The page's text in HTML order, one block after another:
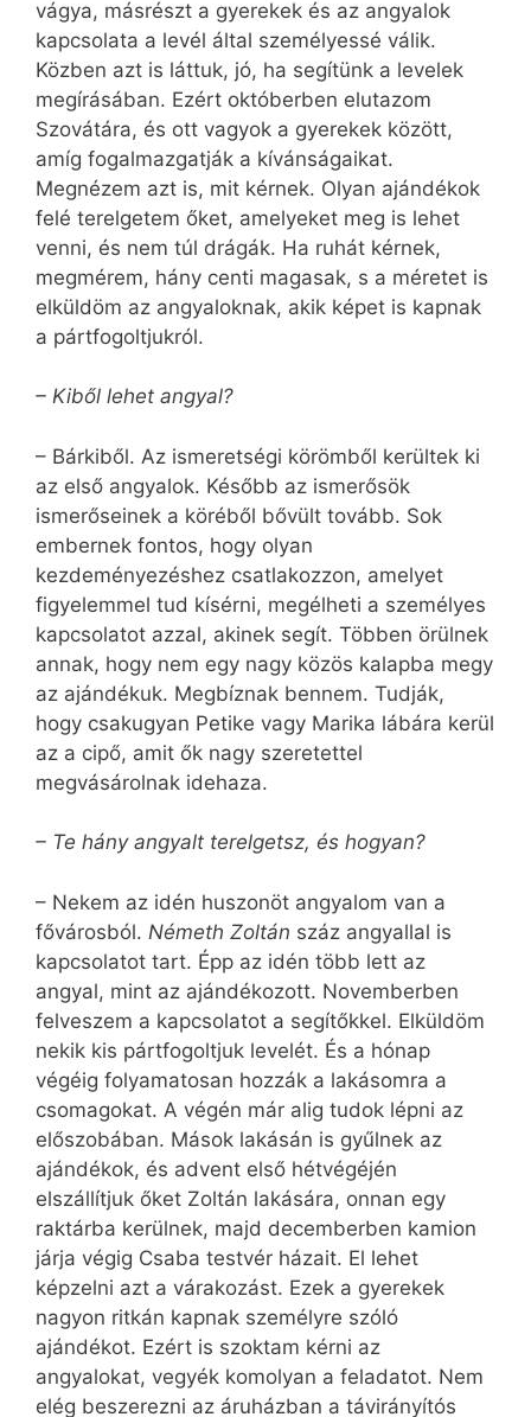
vágya, másrészt a gyerekek és az angyalok
kapcsolata a levél által személyessé válik.
Közben azt is láttuk, jó, ha segítünk a levelek
megírásában. Ezért októberben elutazom
Szovátára, és ott vagyok a gyerekek között,
amíg fogalmazgatják a kívánságaikat.
Megnézem azt is, mit kérnek. Olyan ajándékok
felé terelgetem őket, amelyeket meg is lehet
venni, és nem túl drágák. Ha ruhát kérnek,
megmérem, hány centi magasak, s a méretet is
elküldöm az angyaloknak, akik képet is kapnak
a pártfogoltjukról.
– Kiből lehet angyal?
– Bárkiből. Az ismeretségi körömből kerültek ki
az első angyalok. Később az ismerősök
ismerőseinek a köréből bővült tovább. Sok
embernek fontos, hogy olyan
kezdeményezéshez csatlakozzon, amelyet
figyelemmel tud kísérni, megélheti a személyes
kapcsolatot azzal, akinek segít. Többen örülnek
annak, hogy nem egy nagy közös kalapba megy
az ajándékuk. Megbíznak bennem. Tudják,
hogy csakugyan Petike vagy Marika lábára kerül
az a cipő, amit ők nagy szeretettel
megvásárolnak idehaza.
– Te hány angyalt terelgetsz, és hogyan?
– Nekem az idén huszonöt angyalom van a
fővárosból. Németh Zoltán száz angyallal is
kapcsolatot tart. Épp az idén több lett az
angyal, mint az ajándékozott. Novemberben
felveszem a kapcsolatot a segítőkkel. Elküldöm
nekik kis pártfogoltjuk levelét. És a hónap
végéig folyamatosan hozzák a lakásomra a
csomagokat. A végén már alig tudok lépni az
előszobában. Mások lakásán is gyűlnek az
ajándékok, és advent első hétvégéjén
elszállítjuk őket Zoltán lakására, onnan egy
raktárba kerülnek, majd decemberben kamion
járja végig Csaba testvér házait. El lehet
képzelni azt a várakozást. Ezek a gyerekek
nagyon ritkán kapnak személyre szóló
ajándékot. Ezért is szoktam kérni az
angyalokat, vegyék komolyan a feladatot. Nem
elég beszerezni az áruházban a távirányítós